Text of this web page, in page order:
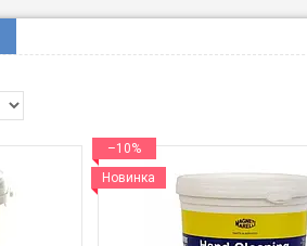
Новинка
–10%